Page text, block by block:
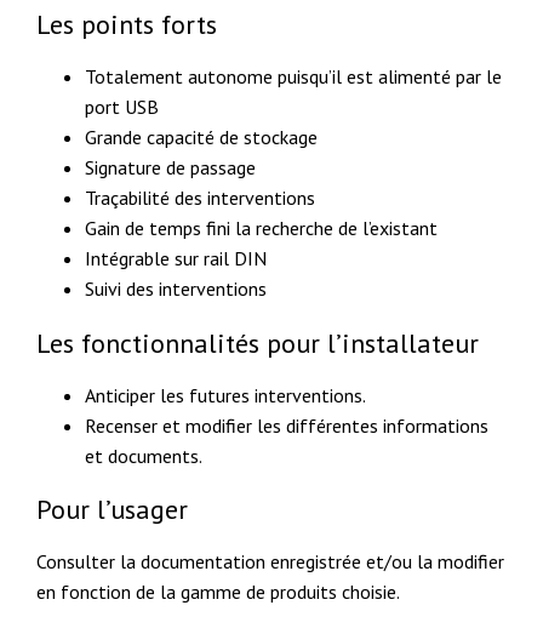
Les points forts
Totalement autonome puisqu’il est alimenté par le
port USB
Grande capacité de stockage
Signature de passage
Traçabilité des interventions
Gain de temps fini la recherche de l’existant
Intégrable sur rail DIN
Suivi des interventions
Les fonctionnalités pour l’installateur
Anticiper les futures interventions.
Recenser et modifier les différentes informations
et documents.
Pour l’usager
Consulter la documentation enregistrée et/ou la modifier
en fonction de la gamme de produits choisie.